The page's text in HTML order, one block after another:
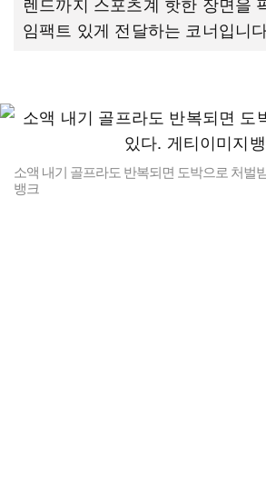
임팩트 있게 전달하는 코너입니
소액 내기 골프라도 반복되면 도박으로 처벌
뱅크